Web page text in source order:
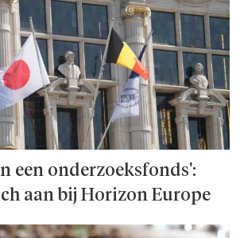
een onderzoeks­fonds':
aan bij Horizon Europe